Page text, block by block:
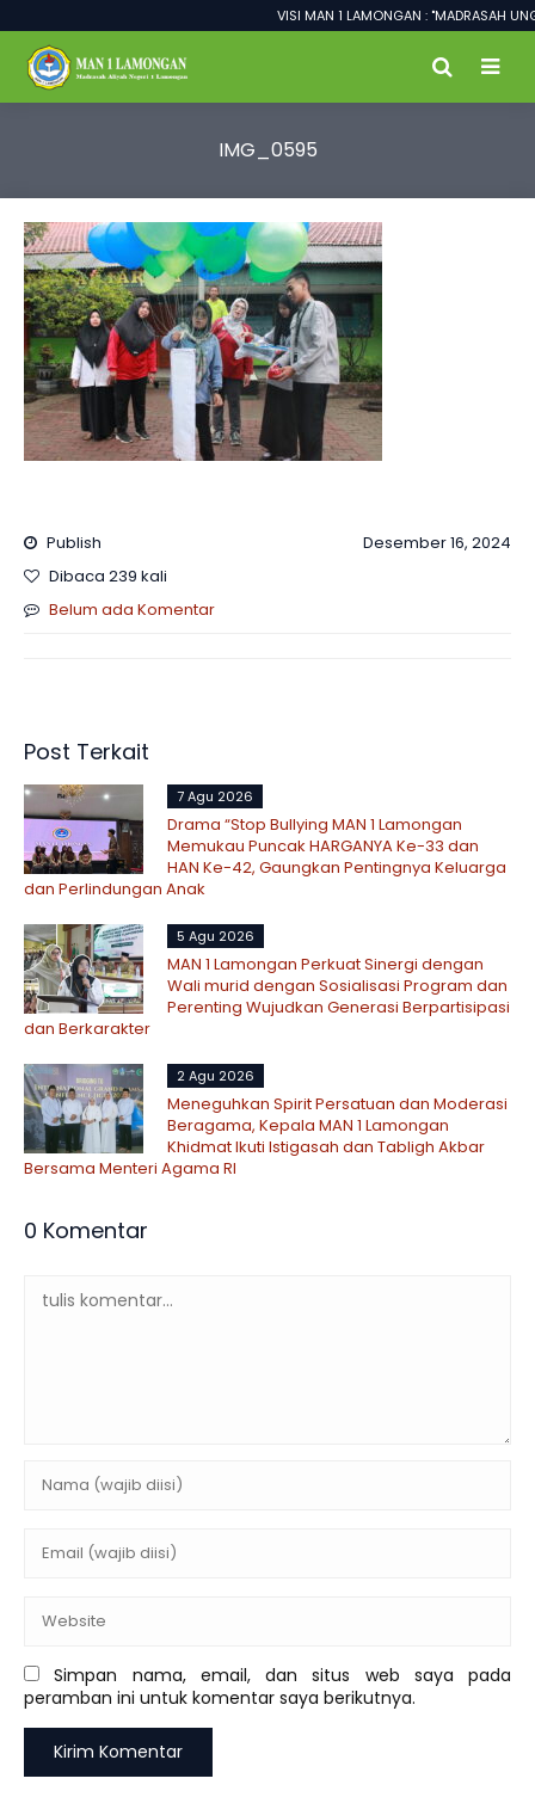
VISI MAN 1 LAMONGAN : "MADRASAH
IMG_0595
Publish
Desember 16, 2024
Dibaca 239 kali
Belum ada Komentar
Post Terkait
7 Agu 2026
Drama “Stop Bullying MAN 1 Lamongan
Memukau Puncak HARGANYA Ke-33 dan
HAN Ke-42, Gaungkan Pentingnya Keluarga
dan Perlindungan Anak
5 Agu 2026
MAN 1 Lamongan Perkuat Sinergi dengan
Wali murid dengan Sosialisasi Program dan
Perenting Wujudkan Generasi Berpartisipasi
dan Berkarakter
2 Agu 2026
Meneguhkan Spirit Persatuan dan Moderasi
Beragama, Kepala MAN 1 Lamongan
Khidmat Ikuti Istigasah dan Tabligh Akbar
Bersama Menteri Agama RI
0 Komentar
Simpan nama, email, dan situs web saya pada
peramban ini untuk komentar saya berikutnya.